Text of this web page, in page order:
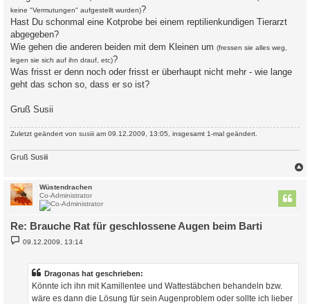
keine "Vermutungen" aufgestellt wurden)?
Hast Du schonmal eine Kotprobe bei einem reptilienkundigen Tierarzt
abgegeben?
Wie gehen die anderen beiden mit dem Kleinen um (fressen sie alles weg,
legen sie sich auf ihn drauf, etc)?
Was frisst er denn noch oder frisst er überhaupt nicht mehr - wie lange
geht das schon so, dass er so ist?
Gruß Susii
Zuletzt geändert von susiii am 09.12.2009, 13:05, insgesamt 1-mal geändert.
Gruß Susiii
Wüstendrachen
Co-Administrator
Re: Brauche Rat für geschlossene Augen beim Barti
B
e
09.12.2009, 13:14
Dragonas hat geschrieben:
Könnte ich ihn mit Kamillentee und Wattestäbchen behandeln bzw.
wäre es dann die Lösung für sein Augenproblem oder sollte ich lieber